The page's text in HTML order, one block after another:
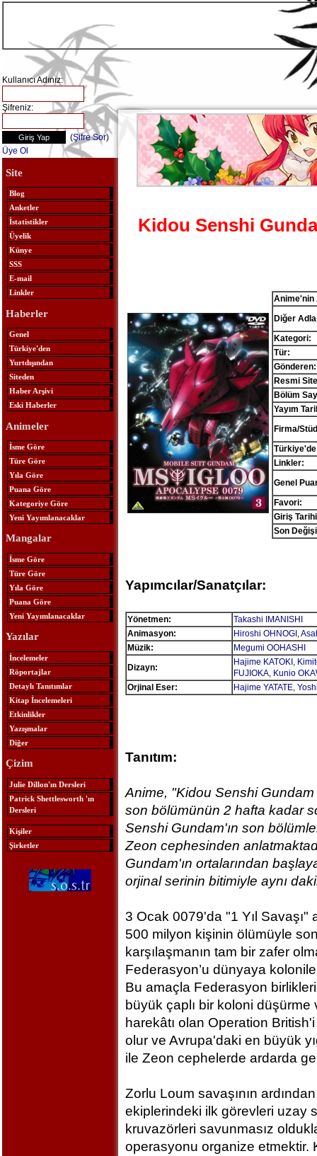
Kullanıcı Adınız:
Şifreniz:
(Şifre Sor)
Üye Ol
Site
Blog
Anketler
İstatistikler
Üyelik
Künye
SSS
E-mail
Linkler
Haberler
Genel
Türkiye'den
Yurtdışından
Siteden
Haber Arşivi
Eski Haberler
Animeler
İsme Göre
Türe Göre
Yıla Göre
Puana Göre
Kategoriye Göre
Yeni Yayımlanacaklar
Mangalar
İsme Göre
Türe Göre
Yıla Göre
Puana Göre
Yeni Yayımlanacaklar
Yazılar
İncelemeler
Röportajlar
Detaylı Tanıtımlar
Kitap İncelemeleri
Etkinlikler
Yazışmalar
Diğer
Çizim
Julie Dillon'ın Dersleri
Patrick Shettlesworth 'ın
Dersleri
Kişiler
Şirketler
Kidou Senshi
Anime'nin
Diğer
Kategori:
Tür:
Gönderen:
Resmi
Bölüm
Yayım
Firma/
Linkler:
Genel
Favori:
Giriş
Son
Yapımcılar/Sanatçılar:
Yönetmen:
Takashi IMANISHI
Animasyon:
Hiroshi OHNOGI ,
Müzik:
Megumi OOHASHI
Dizayn:
Hajime KATOKI ,
FUJIOKA, Kunio
Orjinal Eser:
Hajime YATATE,
Tanıtım:
Anime, "Kidou Senshi
son bölümünün 2 hafta kadar
Senshi Gundam'ın son
Zeon cephesinden
Gundam'ın ortalarından
orjinal serinin bitimiyle aynı
3 Ocak 0079'da "1 Yıl Savaşı"
500 milyon kişinin ölümüyle
karşılaşmanın tam bir zafer
Federasyon’u dünyaya
Bu amaçla Federasyon
büyük çaplı bir koloni
harekâtı olan Operation
olur ve Avrupa'daki en büyük
ile Zeon cephelerde ardarda
Zorlu Loum savaşının
ekiplerindeki ilk görevleri uzay
kruvazörleri savunmasız
operasyonu organize etmektir.